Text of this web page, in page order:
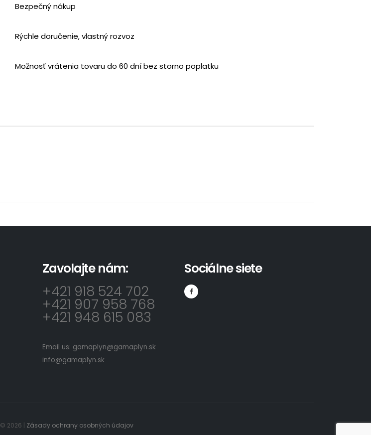
Bezpečný nákup
Rýchle doručenie, vlastný rozvoz
Možnosť vrátenia tovaru do 60 dní bez storno poplatku
Zavolajte nám:
+421 918 524 702
+421 907 958 768
+421 948 615 083
Email us: gamaplyn@gamaplyn.sk
info@gamaplyn.sk
Sociálne siete
© 2026 | Zásady ochrany osobných údajov